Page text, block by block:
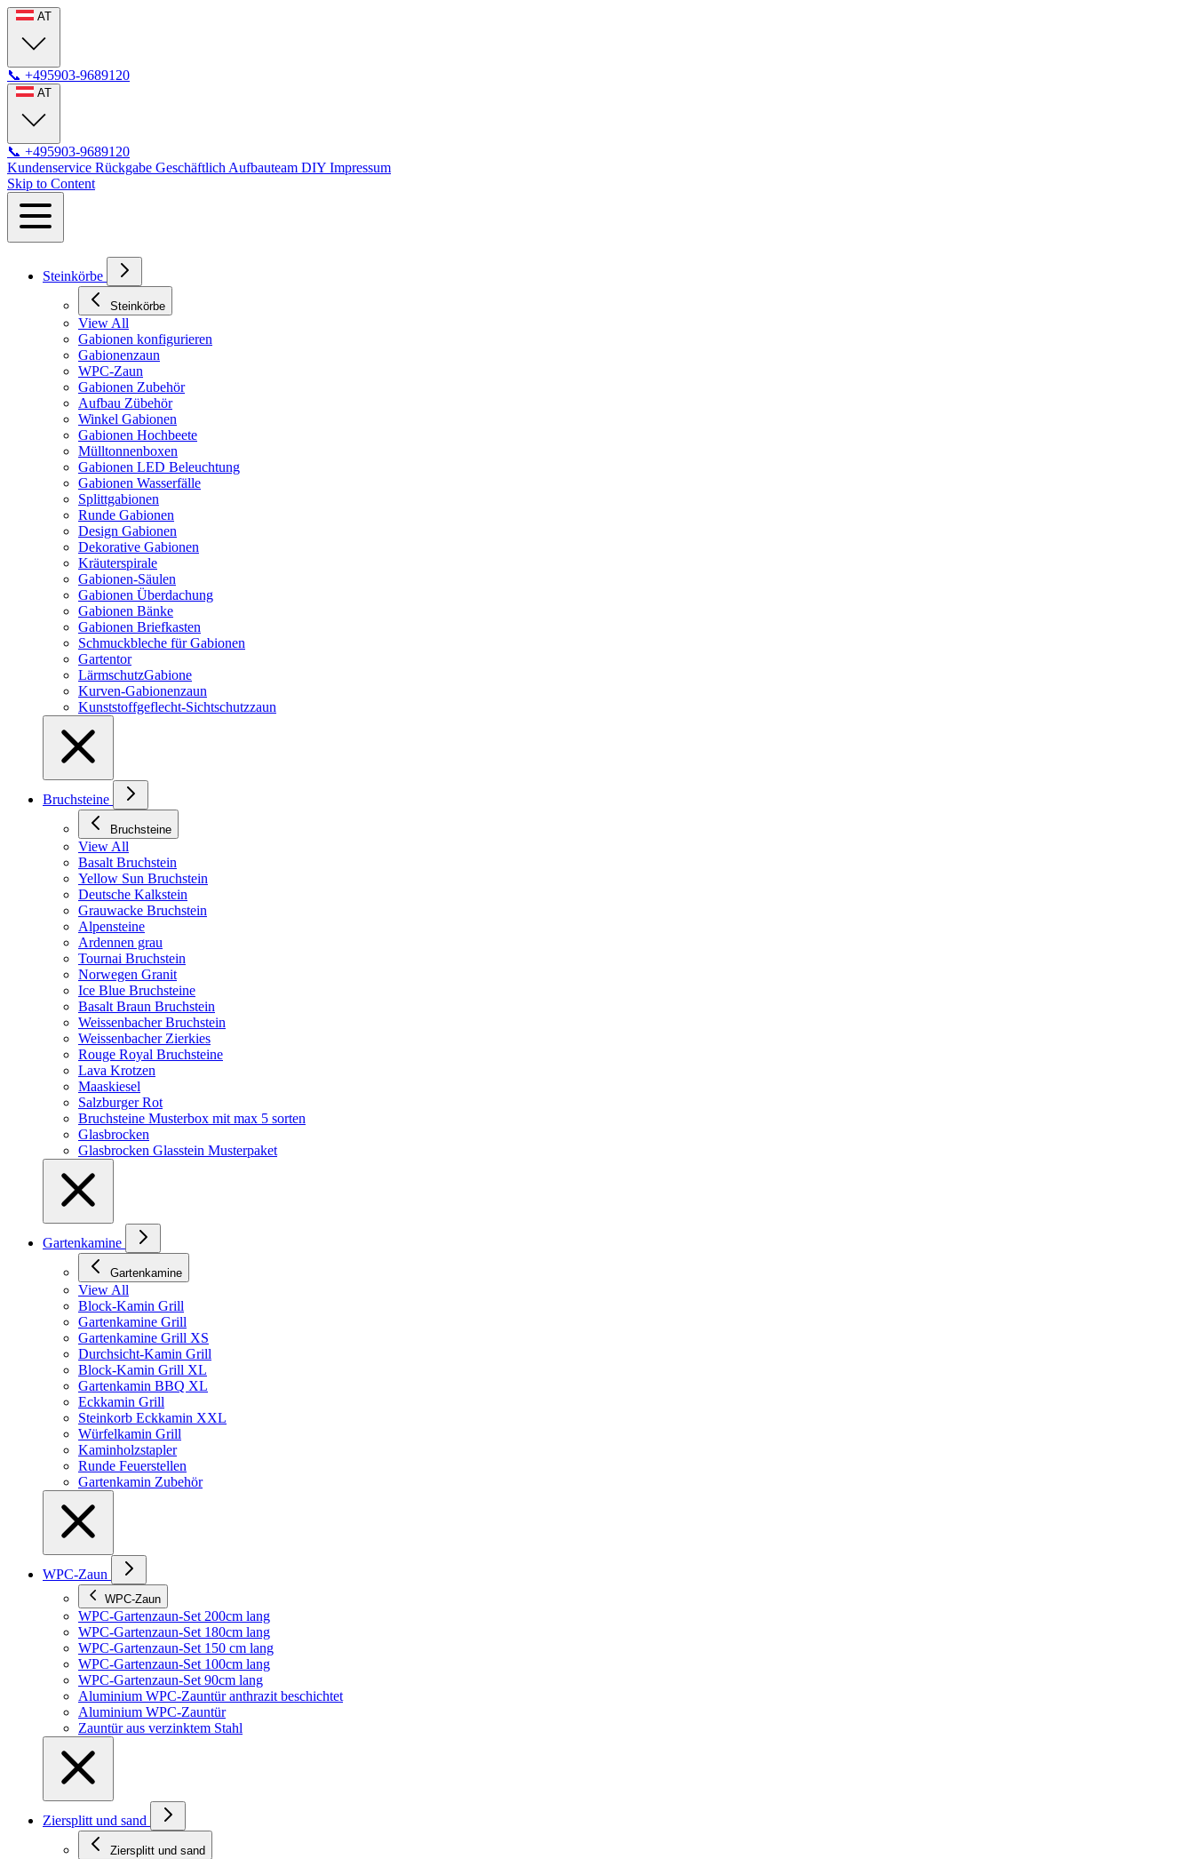
AT
📞 +495903-9689120
AT
📞 +495903-9689120
Kundenservice Rückgabe Geschäftlich Aufbauteam DIY Impressum
Skip to Content
Steinkörbe
Steinkörbe
View All
Gabionen konfigurieren
Gabionenzaun
WPC-Zaun
Gabionen Zubehör
Aufbau Zübehör
Winkel Gabionen
Gabionen Hochbeete
Mülltonnenboxen
Gabionen LED Beleuchtung
Gabionen Wasserfälle
Splittgabionen
Runde Gabionen
Design Gabionen
Dekorative Gabionen
Kräuterspirale
Gabionen-Säulen
Gabionen Überdachung
Gabionen Bänke
Gabionen Briefkasten
Schmuckbleche für Gabionen
Gartentor
LärmschutzGabione
Kurven-Gabionenzaun
Kunststoffgeflecht-Sichtschutzzaun
Bruchsteine
Bruchsteine
View All
Basalt Bruchstein
Yellow Sun Bruchstein
Deutsche Kalkstein
Grauwacke Bruchstein
Alpensteine
Ardennen grau
Tournai Bruchstein
Norwegen Granit
Ice Blue Bruchsteine
Basalt Braun Bruchstein
Weissenbacher Bruchstein
Weissenbacher Zierkies
Rouge Royal Bruchsteine
Lava Krotzen
Maaskiesel
Salzburger Rot
Bruchsteine Musterbox mit max 5 sorten
Glasbrocken
Glasbrocken Glasstein Musterpaket
Gartenkamine
Gartenkamine
View All
Block-Kamin Grill
Gartenkamine Grill
Gartenkamine Grill XS
Durchsicht-Kamin Grill
Block-Kamin Grill XL
Gartenkamin BBQ XL
Eckkamin Grill
Steinkorb Eckkamin XXL
Würfelkamin Grill
Kaminholzstapler
Runde Feuerstellen
Gartenkamin Zubehör
WPC-Zaun
WPC-Zaun
WPC-Gartenzaun-Set 200cm lang
WPC-Gartenzaun-Set 180cm lang
WPC-Gartenzaun-Set 150 cm lang
WPC-Gartenzaun-Set 100cm lang
WPC-Gartenzaun-Set 90cm lang
Aluminium WPC-Zauntür anthrazit beschichtet
Aluminium WPC-Zauntür
Zauntür aus verzinktem Stahl
Ziersplitt und sand
Ziersplitt und sand